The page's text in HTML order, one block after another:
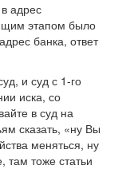
адрес
этапом было
банка, ответ
и суд с 1-го
иска, со
в суд на
сказать, «ну Вы
меняться, ну
там тоже статьи